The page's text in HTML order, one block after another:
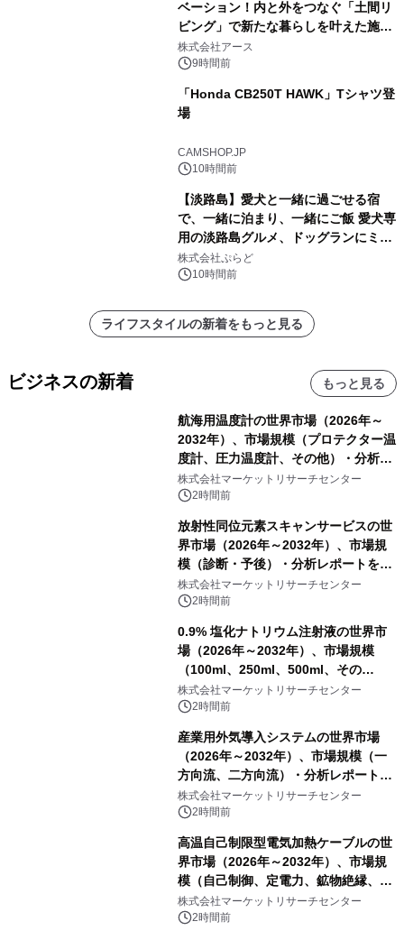
ベーション！内と外をつなぐ「土間リ
ビング」で新たな暮らしを叶えた施工
事例を株式会社アースが公開
株式会社アース
9時間前
「Honda CB250T HAWK」Tシャツ登
場
CAMSHOP.JP
10時間前
【淡路島】愛犬と一緒に過ごせる宿
で、一緒に泊まり、一緒にご飯 愛犬専
用の淡路島グルメ、ドッグランにミニ
プール グランピングとトレーラーハウ
スの2施設で
株式会社ぷらど
10時間前
ライフスタイルの新着をもっと見る
ビジネスの新着 もっと見る
航海用温度計の世界市場（2026年～
2032年）、市場規模（プロテクター温
度計、圧力温度計、その他）・分析レ
ポートを発表
株式会社マーケットリサーチセンター
2時間前
放射性同位元素スキャンサービスの世
界市場（2026年～2032年）、市場規
模（診断・予後）・分析レポートを発
表
株式会社マーケットリサーチセンター
2時間前
0.9% 塩化ナトリウム注射液の世界市
場（2026年～2032年）、市場規模
（100ml、250ml、500ml、その
他）・分析レポートを発表
株式会社マーケットリサーチセンター
2時間前
産業用外気導入システムの世界市場
（2026年～2032年）、市場規模（一
方向流、二方向流）・分析レポートを
発表
株式会社マーケットリサーチセンター
2時間前
高温自己制限型電気加熱ケーブルの世
界市場（2026年～2032年）、市場規
模（自己制御、定電力、鉱物絶縁、表
皮効果）・分析レポートを発表
株式会社マーケットリサーチセンター
2時間前